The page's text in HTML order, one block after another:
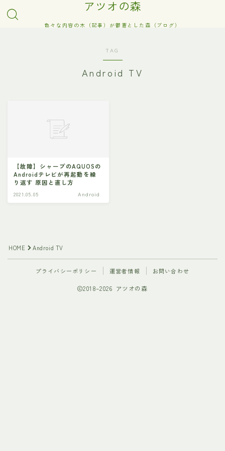
アツオの森
色々な内容の木（記事）が鬱蒼とした森（ブログ）
TAG
Android TV
【故障】シャープのAQUOSの
Androidテレビが再起動を繰
り返す 原因と直し方
2021.05.05 Android
HOME Android TV
プライバシーポリシー 運営者情報 お問い合わせ
2018–2026 アツオの森